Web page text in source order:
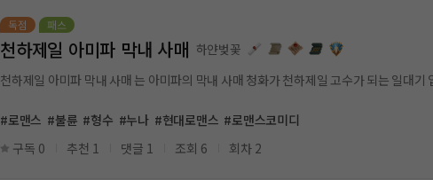
천하제일 아미파 막내 사매 하얀벚꽃
천하제일 아미파 막내 사매 는 아미파의 막내 사매 청화가 천하제일 고수가 되는 일대기
#로맨스 #불륜 #형수 #누나 #현대로맨스 #로맨스코미디
구독 0
추천 1 댓글 1 조회 6 회차 2